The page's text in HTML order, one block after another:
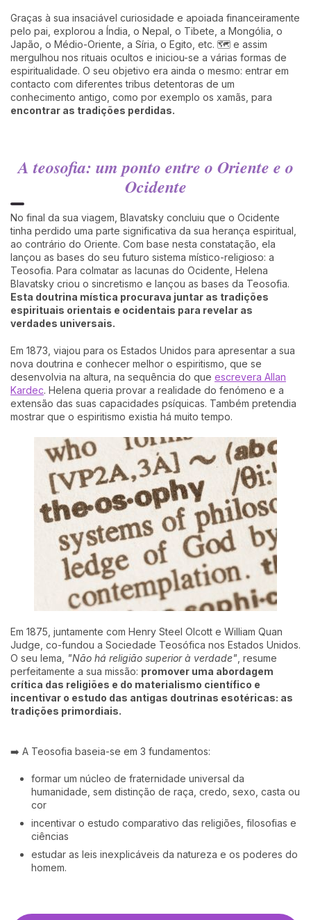
Graças à sua insaciável curiosidade e apoiada financeiramente
pelo pai, explorou a Índia, o Nepal, o Tibete, a Mongólia, o
Japão, o Médio-Oriente, a Síria, o Egito, etc. 🗺️ e assim
mergulhou nos rituais ocultos e iniciou-se a várias formas de
espiritualidade. O seu objetivo era ainda o mesmo: entrar em
contacto com diferentes tribus detentoras de um
conhecimento antigo, como por exemplo os xamãs, para
encontrar as tradições perdidas.
A teosofia: um ponto entre o Oriente e o
Ocidente
No final da sua viagem, Blavatsky concluiu que o Ocidente
tinha perdido uma parte significativa da sua herança espiritual,
ao contrário do Oriente. Com base nesta constatação, ela
lançou as bases do seu futuro sistema místico-religioso: a
Teosofia. Para colmatar as lacunas do Ocidente, Helena
Blavatsky criou o sincretismo e lançou as bases da Teosofia.
Esta doutrina mística procurava juntar as tradições
espirituais orientais e ocidentais para revelar as
verdades universais.
Em 1873, viajou para os Estados Unidos para apresentar a sua
nova doutrina e conhecer melhor o espiritismo, que se
desenvolvia na altura, na sequência do que escrevera Allan
Kardec. Helena queria provar a realidade do fenómeno e a
extensão das suas capacidades psíquicas. Também pretendia
mostrar que o espiritismo existia há muito tempo.
Em 1875, juntamente com Henry Steel Olcott e William Quan
Judge, co-fundou a Sociedade Teosófica nos Estados Unidos.
O seu lema,
"Não há religião superior à verdade" , resume
perfeitamente a sua missão: promover uma abordagem
crítica das religiões e do materialismo científico e
incentivar o estudo das antigas doutrinas esotéricas: as
tradições primordiais.
➡️ A Teosofia baseia-se em 3 fundamentos:
formar um núcleo de fraternidade universal da
humanidade, sem distinção de raça, credo, sexo, casta ou
cor
incentivar o estudo comparativo das religiões, filosofias e
ciências
estudar as leis inexplicáveis da natureza e os poderes do
homem.